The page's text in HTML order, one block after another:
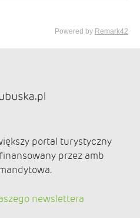
portal turystyczny
przez amb
newslettera